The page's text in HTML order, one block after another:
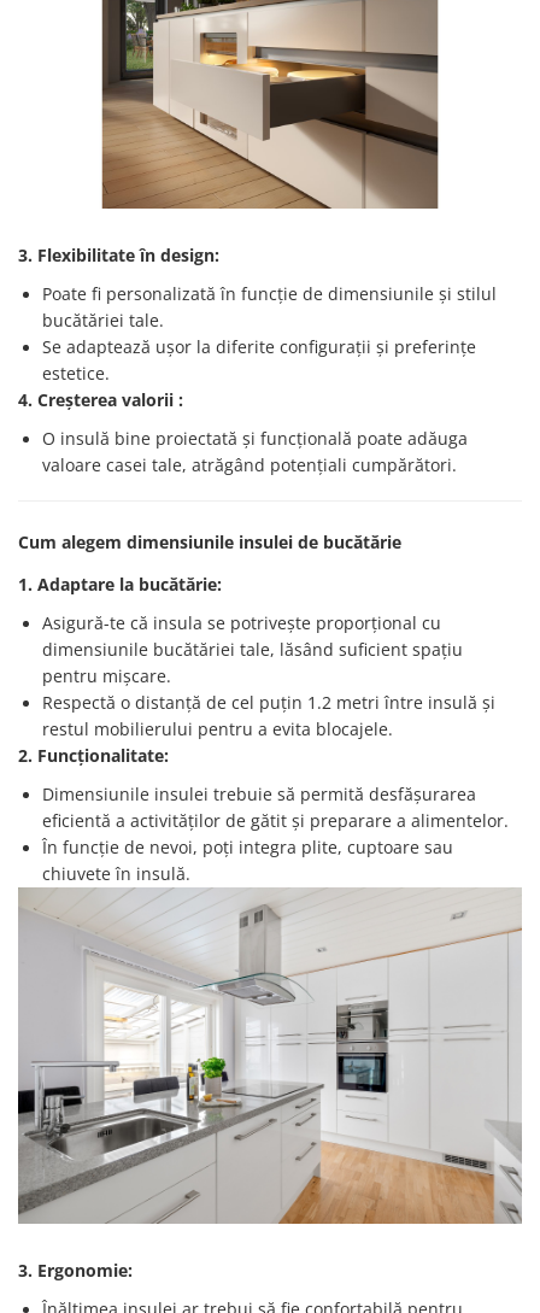
3. Flexibilitate în design:
Poate fi personalizată în funcție de dimensiunile și stilul
bucătăriei tale.
Se adaptează ușor la diferite configurații și preferințe
estetice.
4. Creșterea valorii :
O insulă bine proiectată și funcțională poate adăuga
valoare casei tale, atrăgând potențiali cumpărători.
Cum alegem dimensiunile insulei de bucătărie
1. Adaptare la bucătărie:
Asigură-te că insula se potrivește proporțional cu
dimensiunile bucătăriei tale, lăsând suficient spațiu
pentru mișcare.
Respectă o distanță de cel puțin 1.2 metri între insulă și
restul mobilierului pentru a evita blocajele.
2. Funcționalitate:
Dimensiunile insulei trebuie să permită desfășurarea
eficientă a activităților de gătit și preparare a alimentelor.
În funcție de nevoi, poți integra plite, cuptoare sau
chiuvete în insulă.
3. Ergonomie: